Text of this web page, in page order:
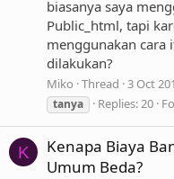
biasanya saya
Public_html, tapi
menggunakan cara
dilakukan?
Miko Thread 3 Oct
tanya
Replies: 20
K
Kenapa Biaya
Umum Beda?